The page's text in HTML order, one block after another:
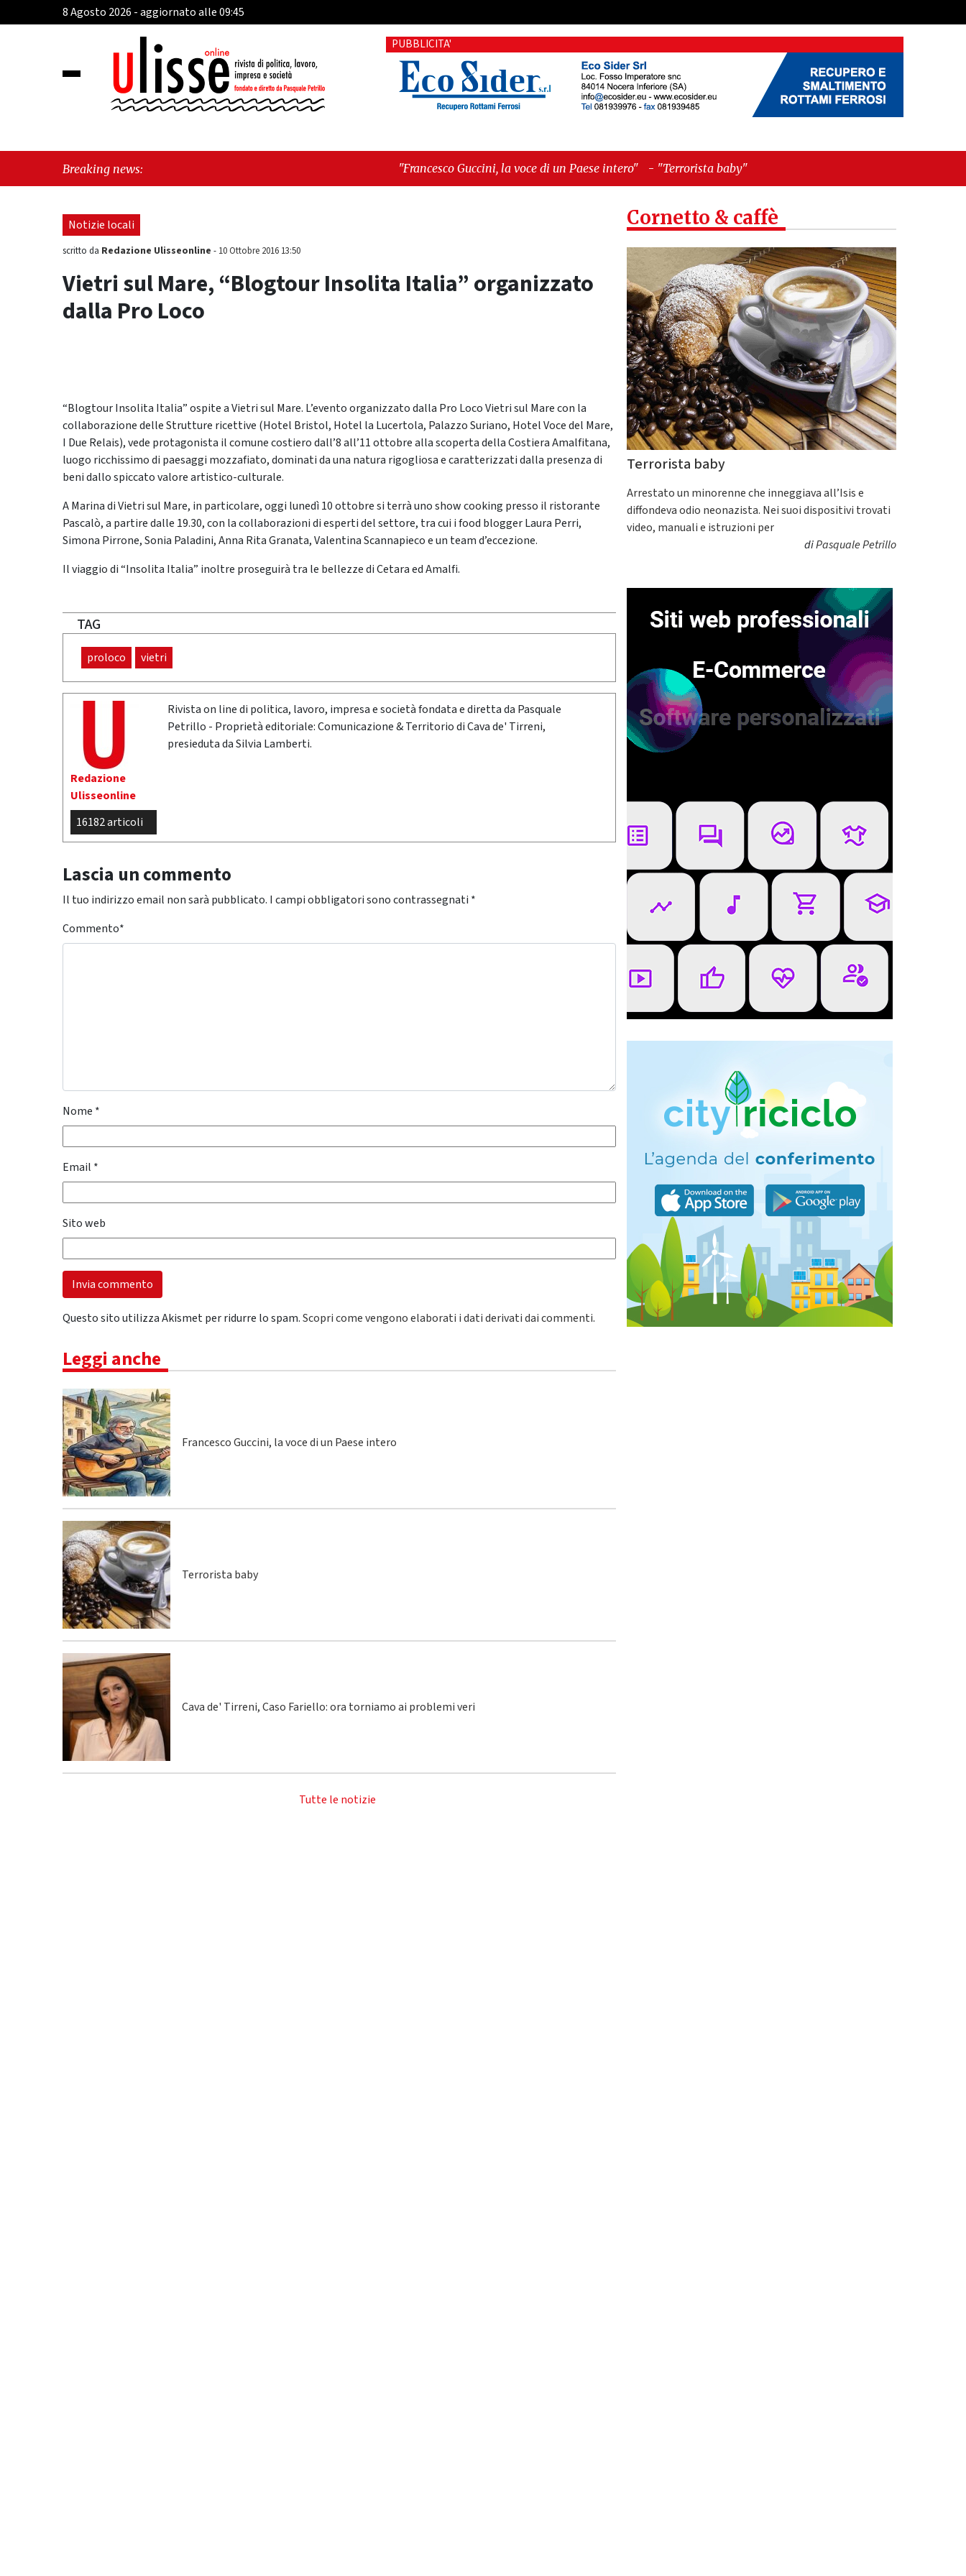
8 Agosto 2026 - aggiornato alle 09:45
PUBBLICITA'
Breaking news: "Francesco Guccini, la voce di un Paese intero" -"Terrorista baby"
Notizie locali
scritto da Redazione Ulisseonline - 10 Ottobre 2016 13:50
Vietri sul Mare, “Blogtour Insolita Italia” organizzato
dalla Pro Loco
“Blogtour Insolita Italia” ospite a Vietri sul Mare. L’evento organizzato dalla Pro Loco Vietri sul Mare con la
collaborazione delle Strutture ricettive (Hotel Bristol, Hotel la Lucertola, Palazzo Suriano, Hotel Voce del Mare,
I Due Relais), vede protagonista il comune costiero dall’8 all’11 ottobre alla scoperta della Costiera Amalfitana,
luogo ricchissimo di paesaggi mozzafiato, dominati da una natura rigogliosa e caratterizzati dalla presenza di
beni dallo spiccato valore artistico-culturale.
A Marina di Vietri sul Mare, in particolare, oggi lunedì 10 ottobre si terrà uno show cooking presso il ristorante
Pascalò, a partire dalle 19.30, con la collaborazioni di esperti del settore, tra cui i food blogger Laura Perri,
Simona Pirrone, Sonia Paladini, Anna Rita Granata, Valentina Scannapieco e un team d’eccezione.
Il viaggio di “Insolita Italia” inoltre proseguirà tra le bellezze di Cetara ed Amalfi.
TAG
proloco vietri
Redazione
Ulisseonline
16182 articoli
Rivista on line di politica, lavoro, impresa e società fondata e diretta da Pasquale
Petrillo - Proprietà editoriale: Comunicazione & Territorio di Cava de' Tirreni,
presieduta da Silvia Lamberti.
Lascia un commento
Il tuo indirizzo email non sarà pubblicato. I campi obbligatori sono contrassegnati *
Commento*
Nome *
Email *
Sito web
Questo sito utilizza Akismet per ridurre lo spam.Scopri come vengono elaborati i dati derivati dai commenti.
Leggi anche
Francesco Guccini, la voce di un Paese intero
Terrorista baby
Cava de' Tirreni, Caso Fariello: ora torniamo ai problemi veri
Tutte le notizie
Cornetto & caffè
Terrorista baby
Arrestato un minorenne che inneggiava all’Isis e
diffondeva odio neonazista. Nei suoi dispositivi trovati
video, manuali e istruzioni per
diPasquale Petrillo